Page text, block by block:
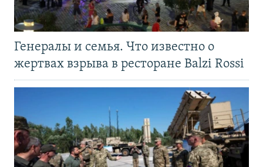
Генералы и семья. Что известно о
жертвах взрыва в ресторане Balzi Rossi